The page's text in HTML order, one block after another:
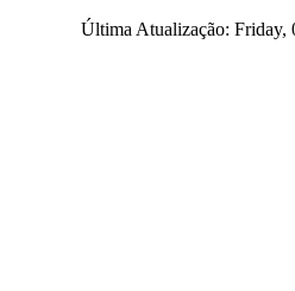
Última Atualização: Friday,